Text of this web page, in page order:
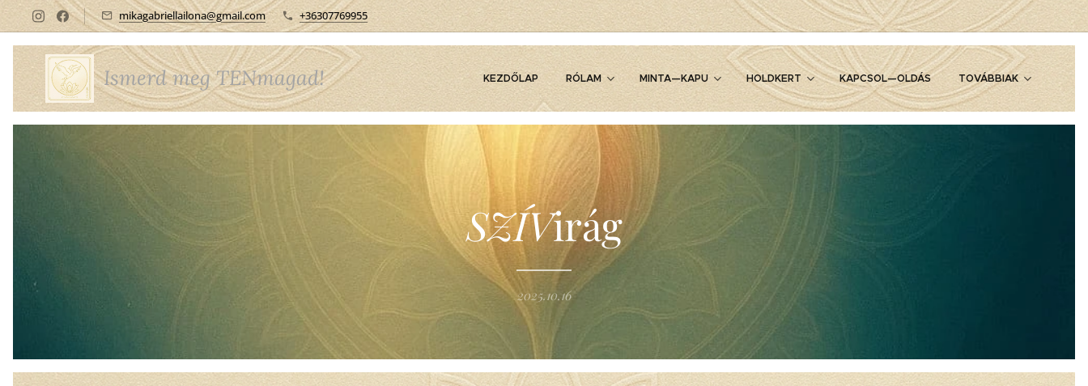
mikagabriellailona@gmail.com +36307769955
Ismerd meg TENmagad! KEZDŐLAP RÓLAM MINTA—KAPU HOLDKERT KAPCSOL—OLDÁS TOVÁBBIAK
SZÍVirág
2025.10.16